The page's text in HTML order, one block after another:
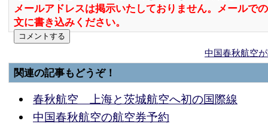
メールアドレスは掲示いたしておりません。メールで
文に書き込みください。
中国春秋航空
関連の記事もどうぞ！
春秋航空 上海と茨城航空へ初の国際線
中国春秋航空の航空券予約